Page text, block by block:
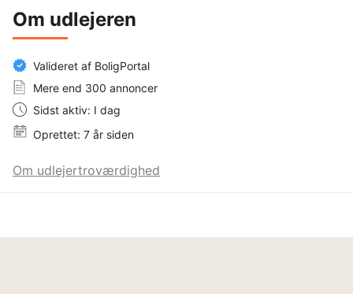
Om udlejeren
Valideret af BoligPortal
Mere end 300 annoncer
Sidst aktiv: I dag
Oprettet: 7 år siden
Om udlejertroværdighed